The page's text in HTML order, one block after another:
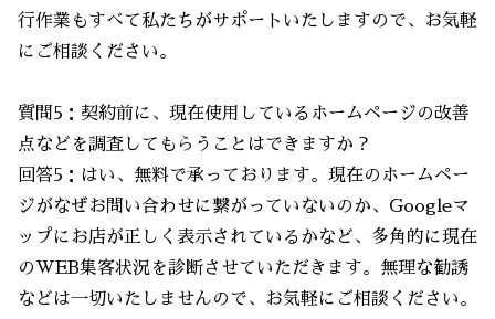
行作業もすべて私たちがサポートいたしますので、お気軽
にご相談ください。
質問5：契約前に、現在使用しているホームページの改善
点などを調査してもらうことはできますか？
回答5：はい、無料で承っております。現在のホームペー
ジがなぜお問い合わせに繋がっていないのか、Googleマ
ップにお店が正しく表示されているかなど、多角的に現在
のWEB集客状況を診断させていただきます。無理な勧誘
などは一切いたしませんので、お気軽にご相談ください。